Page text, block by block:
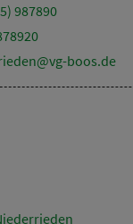
987890
boos.de